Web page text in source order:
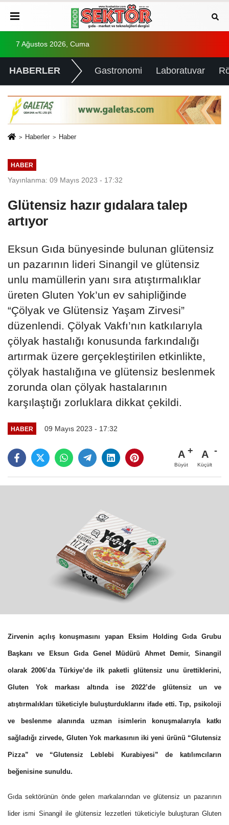
7 Ağustos 2026, Cuma
HABERLER Gastronomi Laboratuvar
Haberler Haber
HABER
Yayınlanma: 09 Mayıs 2023 - 17:32
Glütensiz hazır gıdalara talep
artıyor
Eksun Gıda bünyesinde bulunan glütensiz
un pazarının lideri Sinangil ve glütensiz
unlu mamüllerin yanı sıra atıştırmalıklar
üreten Gluten Yok’un ev sahipliğinde
“Çölyak ve Glütensiz Yaşam Zirvesi”
düzenlendi. Çölyak Vakfı’nın katkılarıyla
çölyak hastalığı konusunda farkındalığı
artırmak üzere gerçekleştirilen etkinlikte,
çölyak hastalığına ve glütensiz beslenmek
zorunda olan çölyak hastalarının
karşılaştığı zorluklara dikkat çekildi.
HABER 09 Mayıs 2023 - 17:32
A
Büyüt
A
Küçült
Zirvenin açılış konuşmasını yapan Eksim Holding Gıda Grubu
Başkanı ve Eksun Gıda Genel Müdürü Ahmet Demir, Sinangil
olarak 2006’da Türkiye’de ilk paketli glütensiz unu ürettiklerini,
Gluten Yok markası altında ise 2022’de glütensiz un ve
atıştırmalıkları tüketiciyle buluşturduklarını ifade etti. Tıp, psikoloji
ve beslenme alanında uzman isimlerin konuşmalarıyla katkı
sağladığı zirvede, Gluten Yok markasının iki yeni ürünü “Glutensiz
Pizza” ve “Glutensiz Leblebi Kurabiyesi” de katılımcıların
beğenisine sunuldu.
Gıda sektörünün önde gelen markalarından ve glütensiz un pazarının
lider ismi Sinangil ile glütensiz lezzetleri tüketiciyle buluşturan Gluten